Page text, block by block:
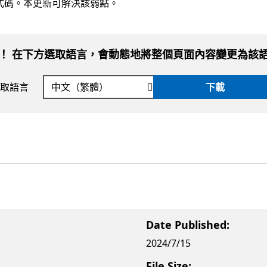
碼。本更新可解決該弱點。
在下方選取語言，會動態地將整個頁面內容變更為該
語言 下載
Date Published:
2024/7/15